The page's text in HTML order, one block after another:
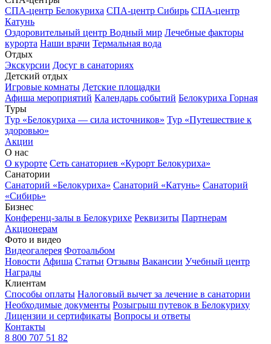
СПА-центр Белокуриха СПА-центр Сибирь СПА-центр
Катунь
Оздоровительный центр Водный мир Лечебные факторы
курорта Наши врачи Термальная вода
Отдых
Экскурсии Досуг в санаториях
Детский отдых
Игровые комнаты Детские площадки
Афиша мероприятий Календарь событий Белокуриха Горная
Туры
Тур «Белокуриха — сила источников» Тур «Путешествие к
здоровью»
Акции
О нас
О курорте Сеть санаториев «Курорт Белокуриха»
Санатории
Санаторий «Белокуриха» Санаторий «Катунь» Санаторий
«Сибирь»
Бизнес
Конференц-залы в Белокурихе Реквизиты Партнерам
Акционерам
Фото и видео
Видеогалерея Фотоальбом
Новости Афиша Статьи Отзывы Вакансии Учебный центр
Награды
Клиентам
Способы оплаты Налоговый вычет за лечение в санатории
Необходимые документы Розыгрыш путевок в Белокуриху
Лицензии и сертификаты Вопросы и ответы
Контакты
8 800 707 51 82